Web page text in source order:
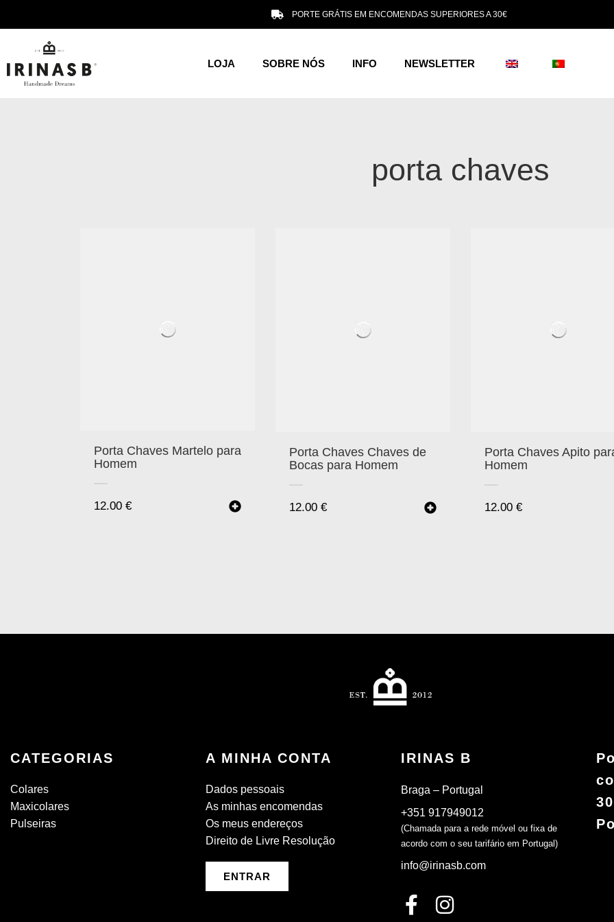
PORTE GRÁTIS EM ENCOMENDAS SUPERIORES A 30€
LOJA SOBRE NÓS INFO NEWSLETTER
porta chaves
Porta Chaves Martelo para
Homem
12.00 €
Porta Chaves Chaves de
Bocas para Homem
12.00 €
Porta Chaves Apito
Homem
12.00 €
CATEGORIAS
Colares
Maxicolares
Pulseiras
A MINHA CONTA
Dados pessoais
As minhas encomendas
Os meus endereços
Direito de Livre Resolução
ENTRAR
IRINAS B
Braga – Portugal
+351 917949012
(Chamada para a rede móvel ou fixa de
acordo com o seu tarifário em Portugal)
info@irinasb.com